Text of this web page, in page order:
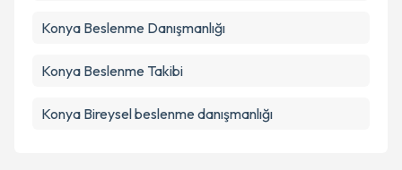
Konya Beslenme Danışmanlığı
Konya Beslenme Takibi
Konya Bireysel beslenme danışmanlığı